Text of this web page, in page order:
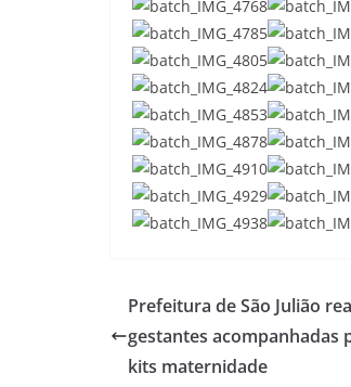
Prefeitura de São Julião
gestantes acompanhadas
kits maternidade